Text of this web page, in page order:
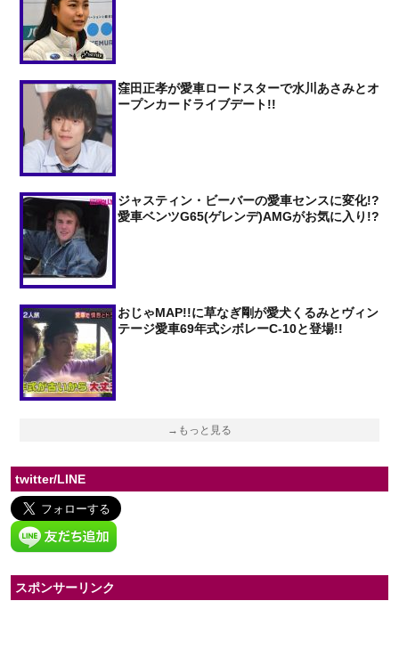
窪田正孝が愛車ロードスターで水川あさみとオ
ープンカードライブデート!!
ジャスティン・ビーバーの愛車センスに変化!?
愛車ベンツG65(ゲレンデ)AMGがお気に入り!?
おじゃMAP!!に草なぎ剛が愛犬くるみとヴィン
テージ愛車69年式シボレーC-10と登場!!
→もっと見る
twitter/LINE
スポンサーリンク